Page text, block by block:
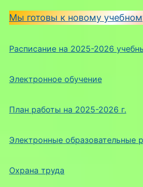
Мы готовы к новому
Расписание на 2025-2026
Электронное обучение
План работы на 2025-2026 г.
Электронные образовательные
Охрана труда